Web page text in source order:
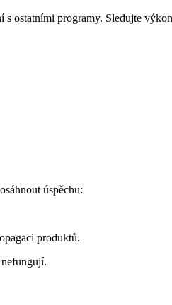
s ostatními programy. Sledujte
úspěchu:
produktů.